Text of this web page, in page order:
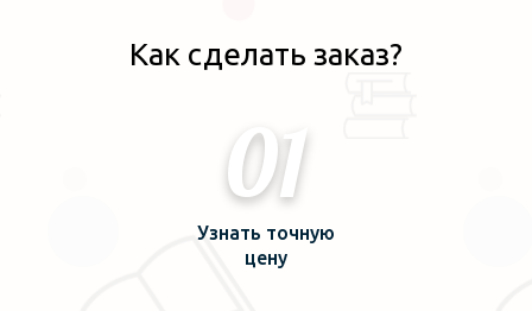
Как сделать заказ?
01
Узнать точную
цену